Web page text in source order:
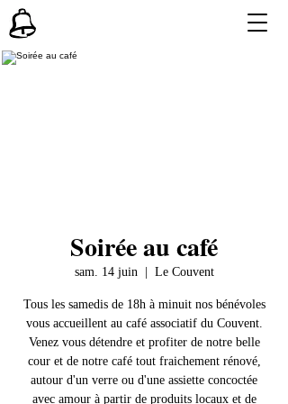
Soirée au café
sam. 14 juin
  |
Le Couvent
Tous les samedis de 18h à minuit nos bénévoles
vous accueillent au café associatif du Couvent.
Venez vous détendre et profiter de notre belle
cour et de notre café tout fraichement rénové,
autour d'un verre ou d'une assiette concoctée
avec amour à partir de produits locaux et de